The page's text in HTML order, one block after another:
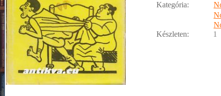
Kategória:
Készleten:
1